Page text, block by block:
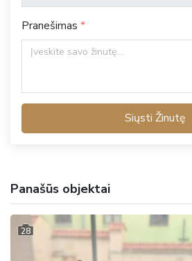
Pranešimas
Siųsti Žinutę
Panašūs objektai
28